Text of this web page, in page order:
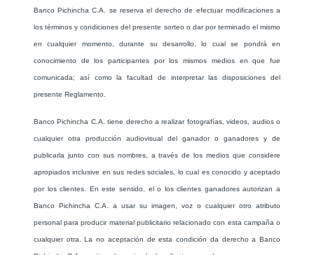
Banco Pichincha C.A. se reserva el derecho de efectuar modificaciones a
los términos y condiciones del presente sorteo o dar por terminado el mismo
en cualquier momento, durante su desarrollo, lo cual se pondrá en
conocimiento de los participantes por los mismos medios en que fue
comunicada; así como la facultad de interpretar las disposiciones del
presente Reglamento.
Banco Pichincha C.A. tiene derecho a realizar fotografías, videos, audios o
cualquier otra producción audiovisual del ganador o ganadores y de
publicarla junto con sus nombres, a través de los medios que considere
apropiados inclusive en sus redes sociales, lo cual es conocido y aceptado
por los clientes. En este sentido, el o los clientes ganadores autorizan a
Banco Pichincha C.A. a usar su imagen, voz o cualquier otro atributo
personal para producir material publicitario relacionado con esta campaña o
cualquier otra. La no aceptación de esta condición da derecho a Banco